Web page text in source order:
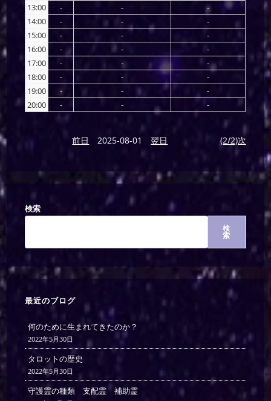
13:00
- -
-
14:00
- -
-
15:00
- -
-
16:00
- -
-
17:00
- -
-
18:00
- -
-
19:00
- -
-
20:00
- - -
前日 2025-08-01 翌日 (2/2)次
検索
検
索
最近のブログ
何のために生まれてきたのか？
2022年5月30日
タロットの歴史
2022年5月30日
守護霊の種類 支配霊 補助霊